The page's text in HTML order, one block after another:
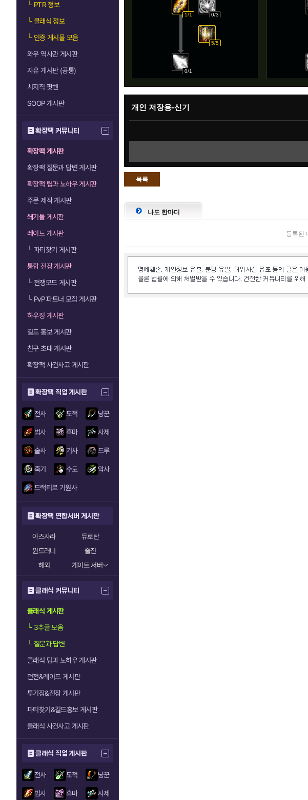
└PTR 정보
└클래식 정보
└인증 게시물 모음
와우 역사관 게시판
자유 게시판 (공통)
치지직 팟벤
SOOP 게시판
확장팩 커뮤니티
확장팩 게시판
확장팩 질문과 답변 게시판
확장팩 팁과 노하우 게시판
주문 제작 게시판
쐐기돌 게시판
레이드 게시판
└파티찾기 게시판
통합 전장 게시판
└전쟁모드 게시판
└PvP 파트너 모집 게시판
하우징 게시판
길드 홍보 게시판
친구 초대 게시판
확장팩 사건사고 게시판
확장팩 직업 게시판
전사 도적 냥꾼
법사 흑마 사제
술사 기사 드루
죽기 수도 악사
드랙티르 기원사
확장팩 연합서버 게시판
아즈샤라
듀로탄
윈드러너
줄진
해외
게이트 서버
클래식 커뮤니티
클래식 게시판
└3추글 모음
└질문과 답변
클래식 팁과 노하우 게시판
던전&레이드 게시판
투기장&전장 게시판
파티찾기&길드홍보 게시판
클래식 사건사고 게시판
클래식 직업 게시판
전사 도적 냥꾼
법사 흑마 사제
1/1 0/3
5/5
0/1
개인 저장용-신기
목록
나도 한마디
등록된